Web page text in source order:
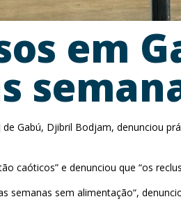
em
Gabú, Djibril Bodjam, denunciou
caóticos” e denunciou que “os
sem alimentação“,